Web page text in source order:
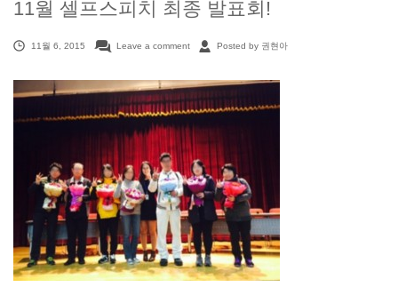
11월 셀프스피치 최종 발표회!
11월 6, 2015 Leave a comment Posted by 권현아